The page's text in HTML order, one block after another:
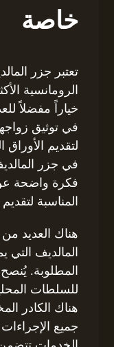
خاصة
تعتبر جزر
الرومانسية
خياراً مفضلاً
في توثيق
لتقديم
في جزر
فكرة واضحة عن
المناسبة
هناك العديد
المالديف التي
المطلوبة.
للسلطات
هناك الكادر
جميع